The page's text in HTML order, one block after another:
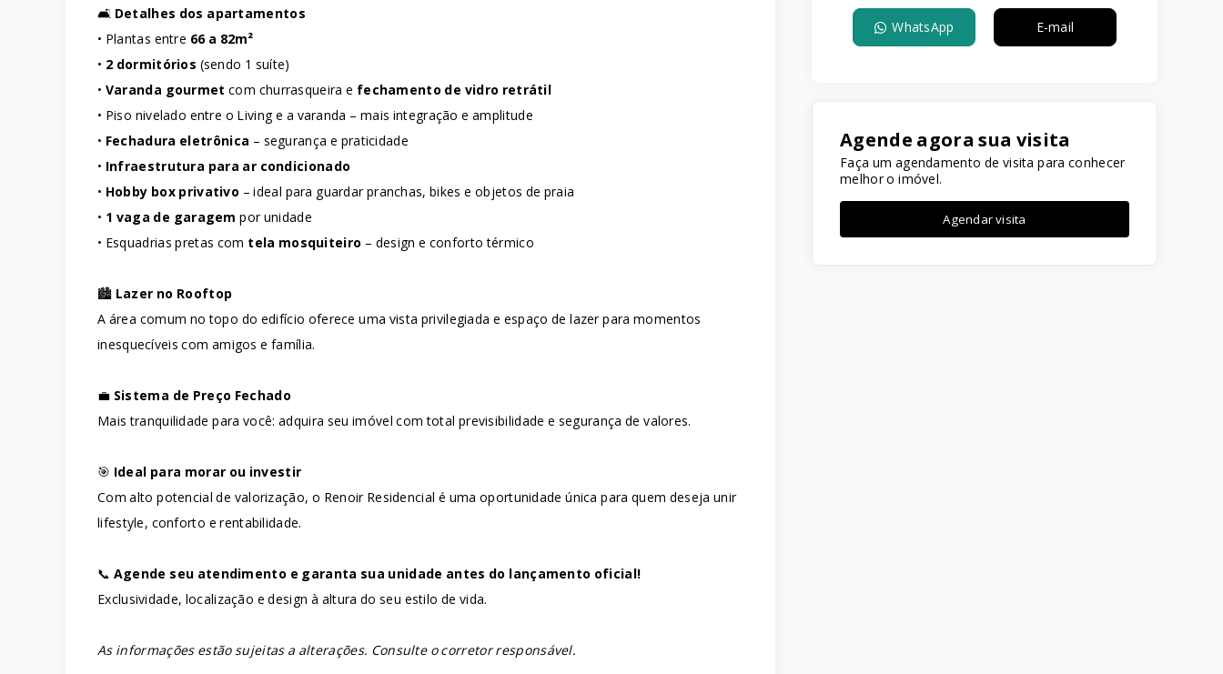
🛋️ Detalhes dos apartamentos
• Plantas entre 66 a 82m²
• 2 dormitórios (sendo 1 suíte)
• Varanda gourmet com churrasqueira e fechamento de vidro retrátil
• Piso nivelado entre o Living e a varanda – mais integração e amplitude
• Fechadura eletrônica – segurança e praticidade
• Infraestrutura para ar condicionado
• Hobby box privativo – ideal para guardar pranchas, bikes e objetos de praia
• 1 vaga de garagem por unidade
• Esquadrias pretas com tela mosquiteiro – design e conforto térmico
🏙️ Lazer no Rooftop
A área comum no topo do edifício oferece uma vista privilegiada e espaço de lazer para momentos
inesquecíveis com amigos e família.
💼 Sistema de Preço Fechado
Mais tranquilidade para você: adquira seu imóvel com total previsibilidade e segurança de valores.
🎯 Ideal para morar ou investir
Com alto potencial de valorização, o Renoir Residencial é uma oportunidade única para quem deseja unir
lifestyle, conforto e rentabilidade.
📞 Agende seu atendimento e garanta sua unidade antes do lançamento oficial!
Exclusividade, localização e design à altura do seu estilo de vida.
As informações estão sujeitas a alterações. Consulte o corretor responsável.
WhatsApp E-mail
Agende agora sua visita
Faça um agendamento de visita para conhecer
melhor o imóvel.
Agendar visita